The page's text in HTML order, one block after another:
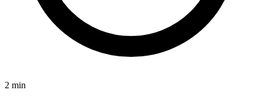
2 min